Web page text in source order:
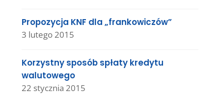
Propozycja KNF dla „frankowiczów”
3 lutego 2015
Korzystny sposób spłaty kredytu
walutowego
22 stycznia 2015